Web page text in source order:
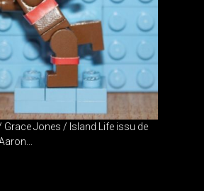
Grace Jones / Island Life issu de